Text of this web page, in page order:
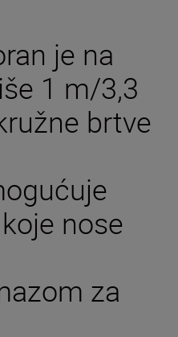
je na
1 m/3,3
brtve
nose
za